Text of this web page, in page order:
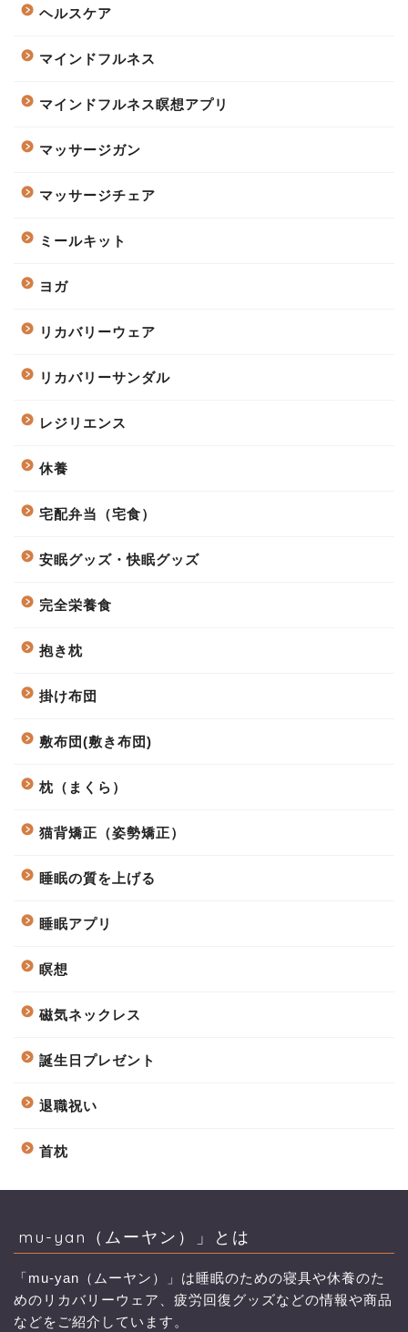
ヘルスケア
マインドフルネス
マインドフルネス瞑想アプリ
マッサージガン
マッサージチェア
ミールキット
ヨガ
リカバリーウェア
リカバリーサンダル
レジリエンス
休養
宅配弁当（宅食）
安眠グッズ・快眠グッズ
完全栄養食
抱き枕
掛け布団
敷布団(敷き布団)
枕（まくら）
猫背矯正（姿勢矯正）
睡眠の質を上げる
睡眠アプリ
瞑想
磁気ネックレス
誕生日プレゼント
退職祝い
首枕
mu-yan（ムーヤン）」とは
「mu-yan（ムーヤン）」は睡眠のための寝具や休養のた
めのリカバリーウェア、疲労回復グッズなどの情報や商品
などをご紹介しています。